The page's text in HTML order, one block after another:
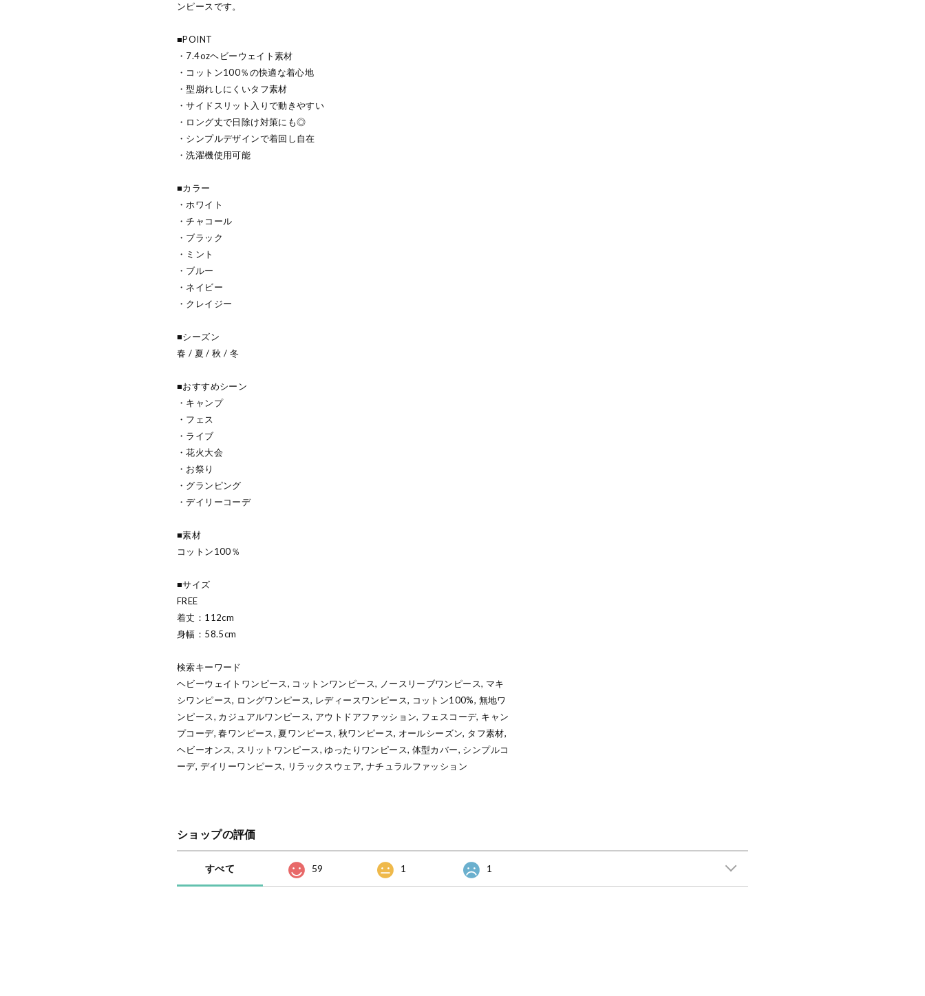
ンピースです。
■POINT
・7.4ozヘビーウェイト素材
・コットン100％の快適な着心地
・型崩れしにくいタフ素材
・サイドスリット入りで動きやすい
・ロング丈で日除け対策にも◎
・シンプルデザインで着回し自在
・洗濯機使用可能
■カラー
・ホワイト
・チャコール
・ブラック
・ミント
・ブルー
・ネイビー
・クレイジー
■シーズン
春 / 夏 / 秋 / 冬
■おすすめシーン
・キャンプ
・フェス
・ライブ
・花火大会
・お祭り
・グランピング
・デイリーコーデ
■素材
コットン100％
■サイズ
FREE
着丈：112cm
身幅：58.5cm
検索キーワード
ヘビーウェイトワンピース, コットンワンピース, ノースリーブワンピース, マキ
シワンピース, ロングワンピース, レディースワンピース, コットン100%, 無地ワ
ンピース, カジュアルワンピース, アウトドアファッション, フェスコーデ, キャン
プコーデ, 春ワンピース, 夏ワンピース, 秋ワンピース, オールシーズン, タフ素材,
ヘビーオンス, スリットワンピース, ゆったりワンピース, 体型カバー, シンプルコ
ーデ, デイリーワンピース, リラックスウェア, ナチュラルファッション
ショップの評価
すべて 59 1 1